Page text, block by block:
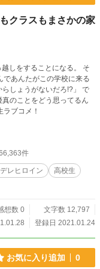
クラスもまさかの家
しをすることになる。 そ
であんたがこの学校に来る
しょうがないだろ!?」 で
のことをどう思ってるん
ブコメ！
件
レヒロイン
高校生
想数 0
文字数 12,797
登録日 2021.01.24
お気に入り追加 0